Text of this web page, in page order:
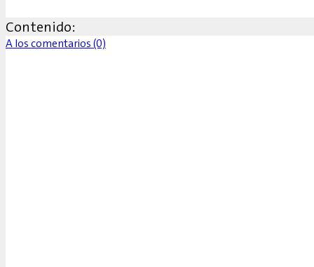
Contenido:
A los comentarios (0)